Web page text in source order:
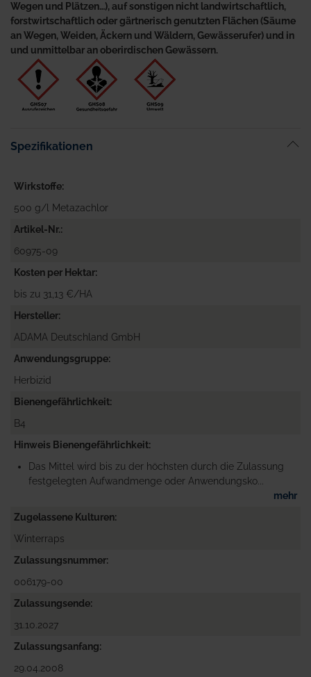
Wegen und Plätzen…), auf sonstigen nicht landwirtschaftlich,
forstwirtschaftlich oder gärtnerisch genutzten Flächen (Säume
an Wegen, Weiden, Äckern und Wäldern, Gewässerufer) und in
und unmittelbar an oberirdischen Gewässern.
Spezifikationen
Wirkstoffe
500 g/l Metazachlor
Artikel-Nr.
60975-09
Kosten per Hektar
bis zu 31,13 €/HA
Hersteller
ADAMA Deutschland GmbH
Anwendungsgruppe
Herbizid
Bienengefährlichkeit
B4
Hinweis Bienengefährlichkeit
Das Mittel wird bis zu der höchsten durch die Zulassung
festgelegten Aufwandmenge oder Anwendungsko...
mehr
Zugelassene Kulturen
Winterraps
Zulassungsnummer
006179-00
Zulassungsende
31.10.2027
Zulassungsanfang
29.04.2008